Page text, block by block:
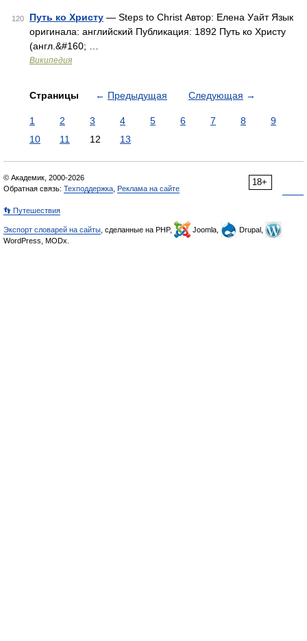
120 Путь ко Христу — Steps to Christ Автор: Елена Уайт Язык
оригинала: английский Публикация: 1892 Путь ко Христу
(англ.&#160; …
Википедия
Страницы ← Предыдущая Следующая →
1 2 3 4 5 6 7 8
9
10
11 12 13
18+
© Академик, 2000-2026
Обратная связь: Техподдержка Реклама на сайте
👣 Путешествия
Экспорт словарей на сайты , сделанные на PHP, Joomla,
Drupal,
WordPress, MODx.